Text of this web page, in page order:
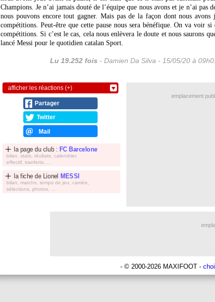
Champions. Je n’ai jamais douté de l’équipe que nous avons et je n’ai pas
nous pouvons encore tout gagner. Mais pas de la façon dont nous avons
compétitions. Peut-être que cette pause nous sera bénéfique. On va voir si
compétitions. Si c’est le cas, cela nous enlèvera le doute et nous saurons
lancé Messi pour le quotidien catalan Sport.
Lu 19.252 fois - Damien Da Silva - 15/05/20 à
afficher les réactions (+)
Partager
Twitter
Mail
la page du club : FC Barcelone
bilan, stats, réultats, calendrier,
effectif, tranferts, ...
la fiche de Lionel MESSI
bilan, matchs, temps de jeu, carriée,
sélections, photos, ...
emplacement
- © 2000-2026 MAXIFOOT -